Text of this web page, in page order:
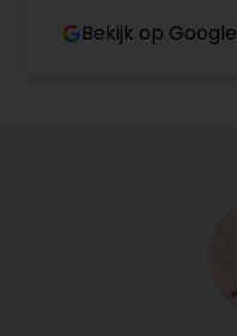
Bekijk op Google